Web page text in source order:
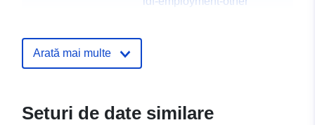
Arată mai multe
Seturi de date similare